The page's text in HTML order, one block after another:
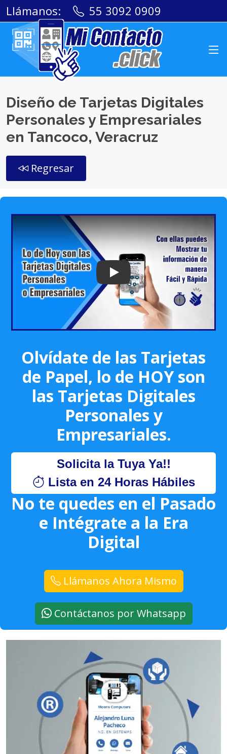
Llámanos: 55 3092 0909
Diseño de Tarjetas Digitales
Personales y Empresariales
en Tancoco, Veracruz
Regresar
Play: Keynote (Google I/O '18)
Olvídate de las Tarjetas
de Papel, lo de HOY son
las Tarjetas Digitales
Personales y
Empresariales.
Solicita la Tuya Ya!!
Lista en 24 Horas Hábiles
No te quedes en el Pasado
e Intégrate a la Era
Digital
Llámanos Ahora Mismo
Contáctanos por Whatsapp